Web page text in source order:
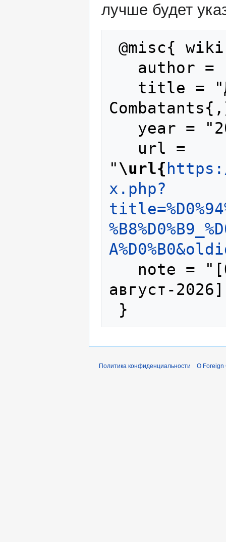
лучше будет
"\url{
x.php?
август-
Политика конфиденциальности О Foreign